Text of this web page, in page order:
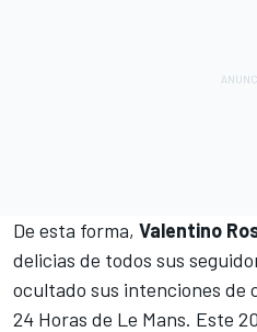
De esta forma, Valentino
delicias de todos sus
ocultado sus intenciones de
24 Horas de Le Mans. Este